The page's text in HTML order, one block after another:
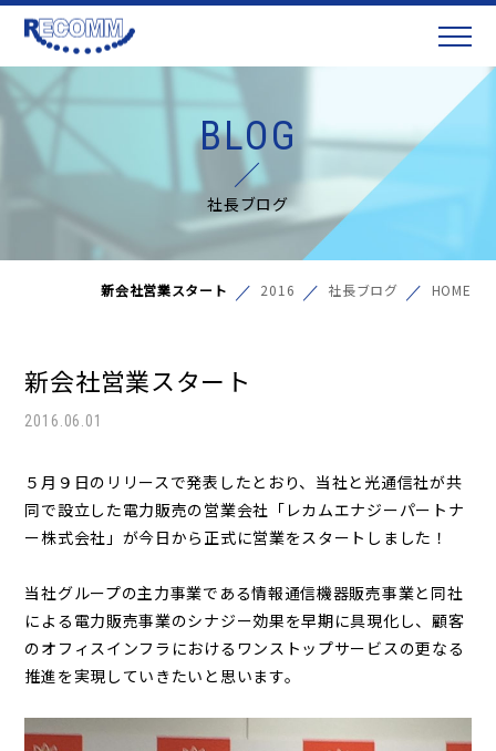
BLOG
社長ブログ
HOME
社長ブログ
2016
新会社営業スタート
新会社営業スタート
2016.06.01
５月９日のリリースで発表したとおり、当社と光通信社が共
同で設立した電力販売の営業会社「レカムエナジーパートナ
ー株式会社」が今日から正式に営業をスタートしました！
当社グループの主力事業である情報通信機器販売事業と同社
による電力販売事業のシナジー効果を早期に具現化し、顧客
のオフィスインフラにおけるワンストップサービスの更なる
推進を実現していきたいと思います。